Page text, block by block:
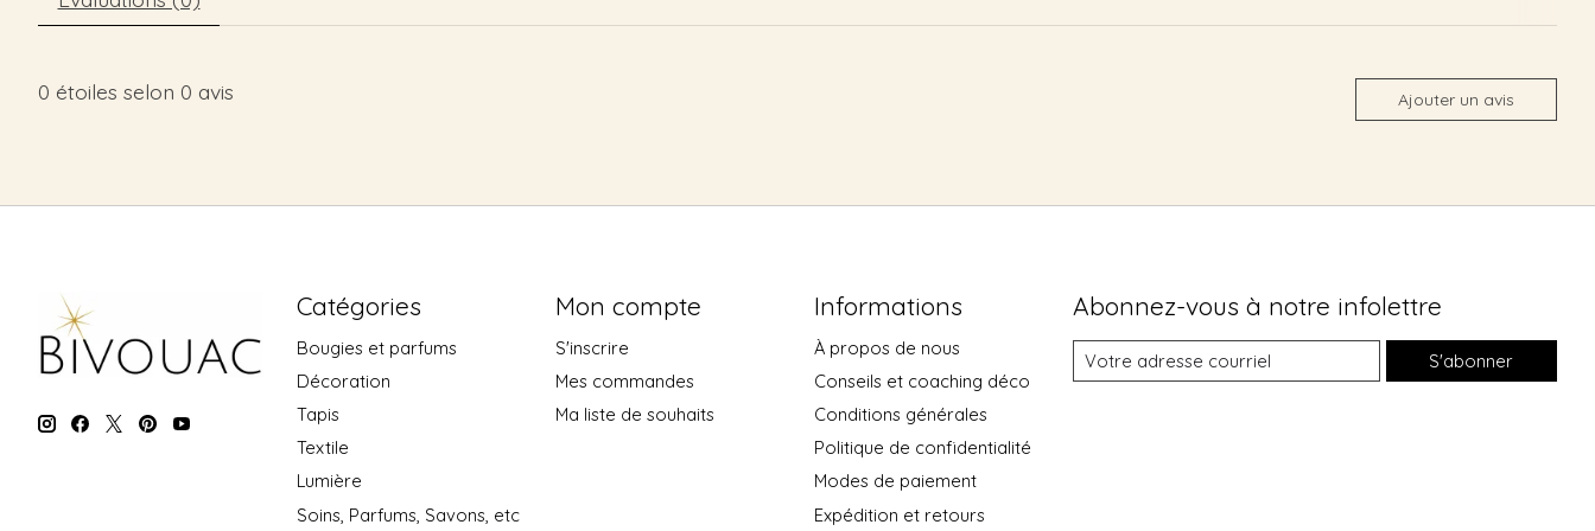
0 étoiles selon 0 avis Ajouter un avis
Catégories
Bougies et parfums
Décoration
Tapis
Textile
Lumière
Soins, Parfums, Savons, etc
Mon compte
S'inscrire
Mes commandes
Ma liste de souhaits
Informations
À propos de nous
Conseils et coaching déco
Conditions générales
Politique de confidentialité
Modes de paiement
Expédition et retours
Abonnez-vous à notre infolettre
S'abonner